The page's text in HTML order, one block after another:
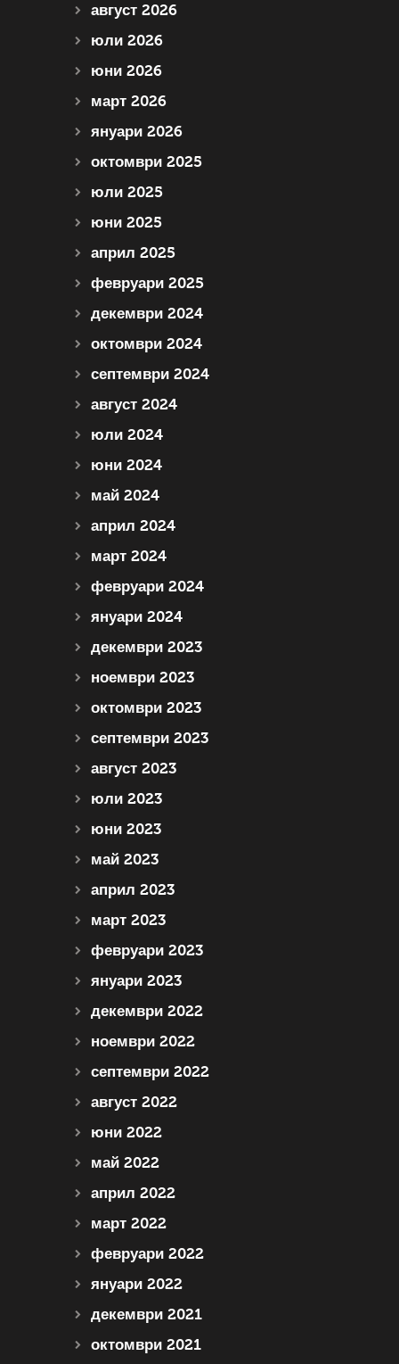
август 2026
юли 2026
юни 2026
март 2026
януари 2026
октомври 2025
юли 2025
юни 2025
април 2025
февруари 2025
декември 2024
октомври 2024
септември 2024
август 2024
юли 2024
юни 2024
май 2024
април 2024
март 2024
февруари 2024
януари 2024
декември 2023
ноември 2023
октомври 2023
септември 2023
август 2023
юли 2023
юни 2023
май 2023
април 2023
март 2023
февруари 2023
януари 2023
декември 2022
ноември 2022
септември 2022
август 2022
юни 2022
май 2022
април 2022
март 2022
февруари 2022
януари 2022
декември 2021
октомври 2021